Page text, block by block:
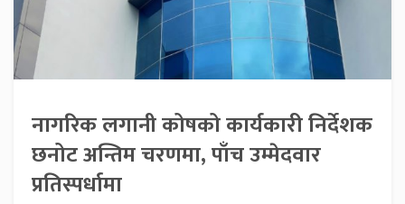
नागरिक लगानी कोषको कार्यकारी निर्देशक
छनोट अन्तिम चरणमा, पाँच उम्मेदवार
प्रतिस्पर्धामा